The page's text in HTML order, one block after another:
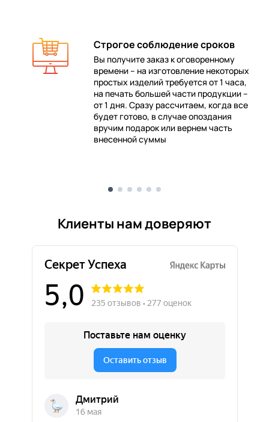
Строгое соблюдение сроков
Вы получите заказ к оговоренному
времени – на изготовление некоторых
простых изделий требуется от 1 часа,
на печать большей части продукции –
от 1 дня. Сразу рассчитаем, когда все
будет готово, в случае опоздания
вручим подарок или вернем часть
внесенной суммы
Клиенты нам доверяют